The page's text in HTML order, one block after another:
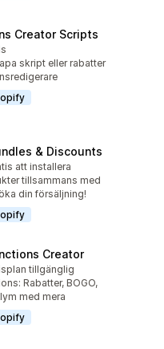
Creator Scripts
skript eller rabatter
& Discounts
totalt
att installera
tillsammans med
din försäljning!
Creator
totalt tillgänglig
Rabatter, BOGO,
med mera